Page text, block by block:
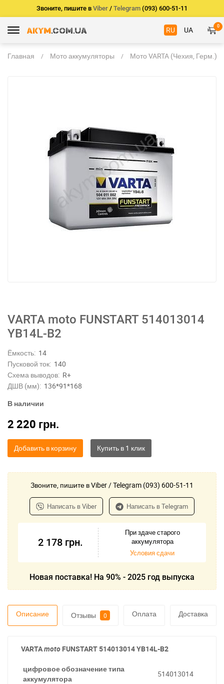
Звоните, пишите в Viber / Telegram (093) 600-51-11
RU UA 0
Главная Мото аккумуляторы Мото VARTA (Чехия, Герм.)
VARTA moto FUNSTART 514013014
YB14L-B2
Ёмкость: 14
Пусковой ток: 140
Схема выводов: R+
ДШВ (мм): 136*91*168
В наличии
2 220 грн.
Добавить в корзину
Звоните, пишите в Viber / Telegram (093) 600-51-11
Написать в Viber Написать в Telegram
2 178 грн.
При здаче старого
аккумулятора
Условия сдачи
Новая поставка! На 90% - 2025 год выпуска
Описание Отзывы 0 Оплата Доставка
VARTAmoto FUNSTART514013014 YB14L-B2
цифровое обозначение типа
аккумулятора
514013014